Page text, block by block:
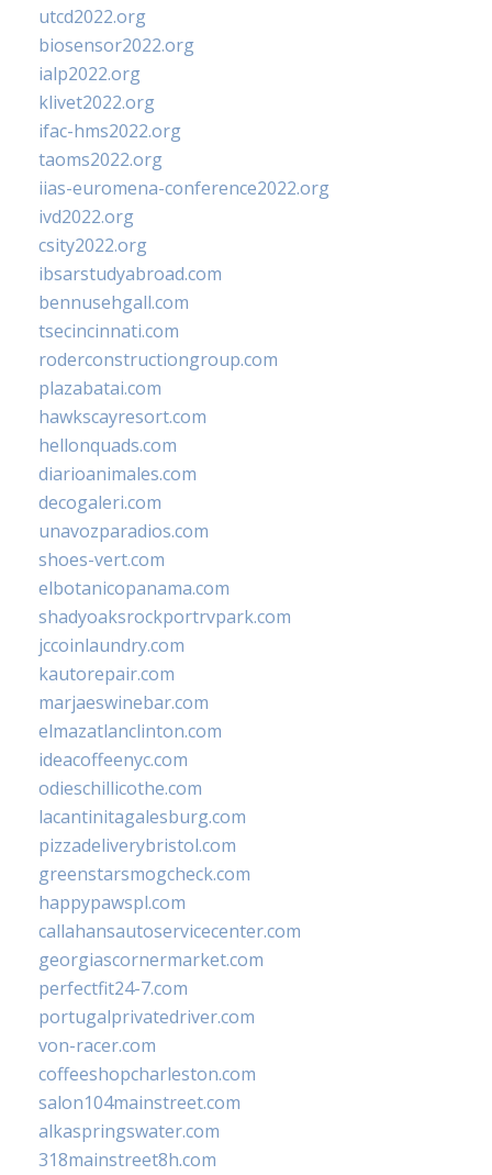
utcd2022.org
biosensor2022.org
ialp2022.org
klivet2022.org
ifac-hms2022.org
taoms2022.org
iias-euromena-conference2022.org
ivd2022.org
csity2022.org
ibsarstudyabroad.com
bennusehgall.com
tsecincinnati.com
roderconstructiongroup.com
plazabatai.com
hawkscayresort.com
hellonquads.com
diarioanimales.com
decogaleri.com
unavozparadios.com
shoes-vert.com
elbotanicopanama.com
shadyoaksrockportrvpark.com
jccoinlaundry.com
kautorepair.com
marjaeswinebar.com
elmazatlanclinton.com
ideacoffeenyc.com
odieschillicothe.com
lacantinitagalesburg.com
pizzadeliverybristol.com
greenstarsmogcheck.com
happypawspl.com
callahansautoservicecenter.com
georgiascornermarket.com
perfectfit24-7.com
portugalprivatedriver.com
von-racer.com
coffeeshopcharleston.com
salon104mainstreet.com
alkaspringswater.com
318mainstreet8h.com